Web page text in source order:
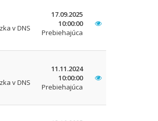
v DNS
17.09.2025
10:00:00
Prebiehajúca
v DNS
11.11.2024
10:00:00
Prebiehajúca